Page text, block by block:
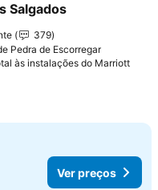
aos favoritos
Salgados
379
Pedra de Escorregar
às instalações do MarriottVer
Ver preços